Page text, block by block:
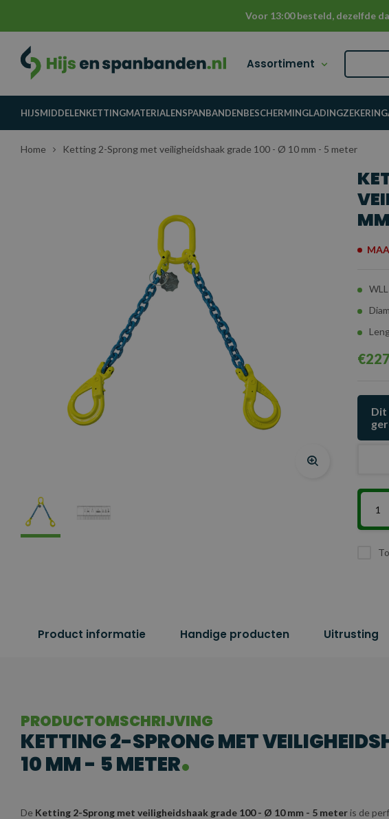
Voor 13:00 besteld, dezelfde
Assortiment
HIJSMIDDELENKETTINGMATERIALENSPANBANDENBESCHERMINGLADINGZEKERING
Home Ketting 2-Sprong met veiligheidshaak grade 100 - Ø 10 mm - 5 meter
Dit
Product informatie Handige producten Uitrusting
PRODUCTOMSCHRIJVING
KETTING 2-SPRONG MET
10 MM - 5 METER
De Ketting 2-Sprong met veiligheidshaak grade 100 - Ø 10 mm - 5 meteris de